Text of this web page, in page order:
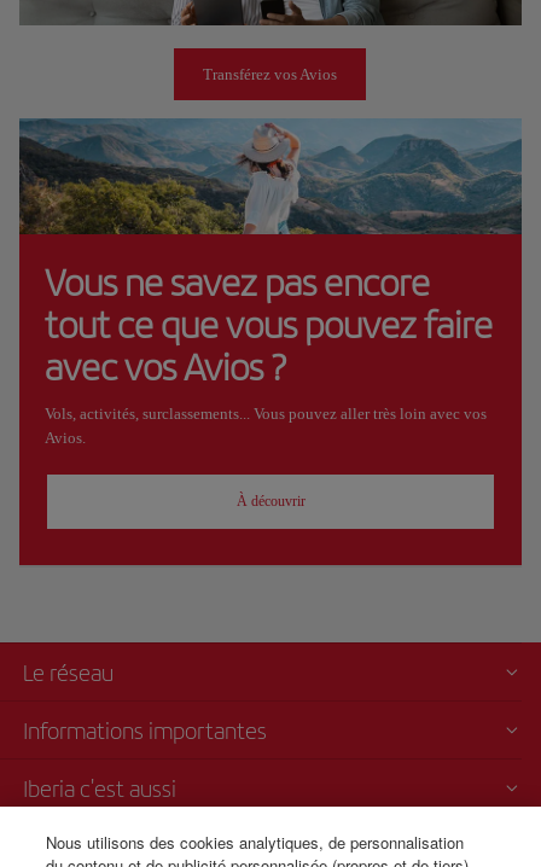
Transférez vos Avios
Vous ne savez pas encore
tout ce que vous pouvez faire
avec vos Avios ?
Vols, activités, surclassements... Vous pouvez aller très loin avec vos
Avios.
À découvrir
Le réseau
Informations importantes
Iberia c'est aussi
Transparence
Nous utilisons des cookies analytiques, de personnalisation